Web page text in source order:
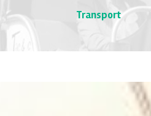
Transport